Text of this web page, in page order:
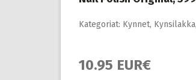
Kategoriat: Kynnet, Kynsilakka
10.95 EUR€